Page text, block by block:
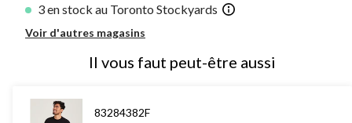
3 en stock au Toronto Stockyards
Voir d'autres magasins
Il vous faut peut-être aussi
83284382F